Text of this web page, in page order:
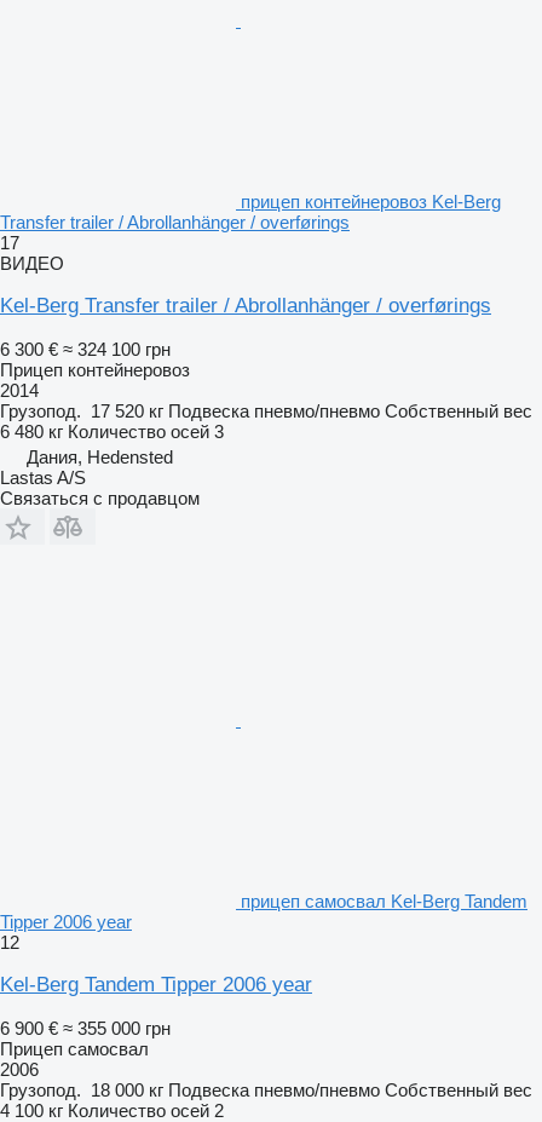
прицеп контейнеровоз Kel-Berg
Transfer trailer / Abrollanhänger / overførings
17
ВИДЕО
Kel-Berg Transfer trailer / Abrollanhänger / overførings
6 300 € ≈ 324 100 грн
Прицеп контейнеровоз
2014
Грузопод. 17 520 кг Подвеска пневмо/пневмо Собственный вес
6 480 кг Количество осей 3
Дания, Hedensted
Lastas A/S
Связаться с продавцом
прицеп самосвал Kel-Berg Tandem
Tipper 2006 year
12
Kel-Berg Tandem Tipper 2006 year
6 900 € ≈ 355 000 грн
Прицеп самосвал
2006
Грузопод. 18 000 кг Подвеска пневмо/пневмо Собственный вес
4 100 кг Количество осей 2